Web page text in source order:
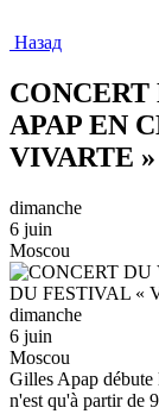
Назад
APAP EN
VIVARTE »
dimanche
6 juin
Moscou
dimanche
6 juin
Moscou
Gilles Apap débute
n'est qu'à partir de